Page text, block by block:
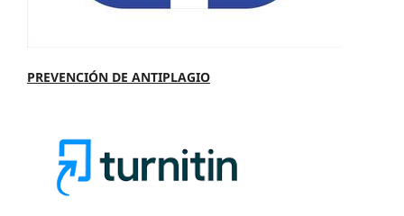
PREVENCIÓN DE ANTIPLAGIO